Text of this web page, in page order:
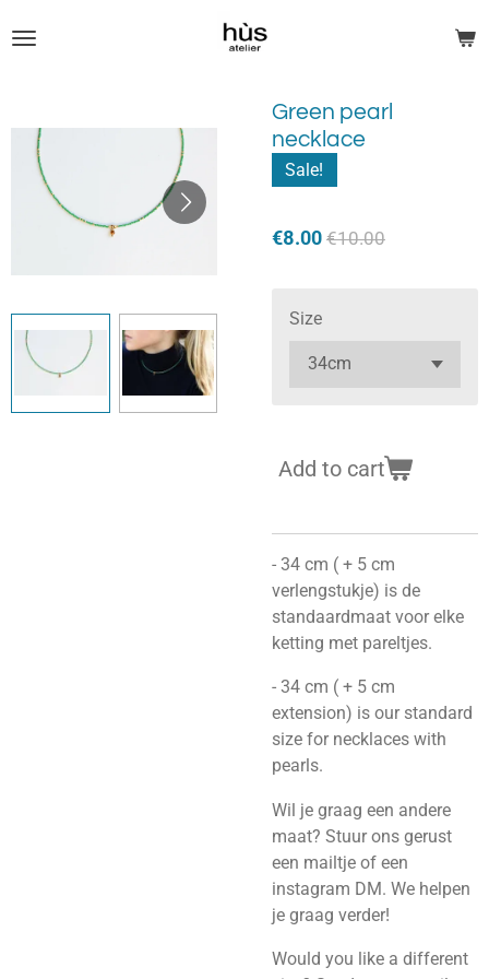
to
Green pearl
necklace
Sale!
€8.00 €10.00
Size
Add to cart
- 34 cm ( + 5 cm
verlengstukje) is de
standaardmaat voor elke
ketting met pareltjes.
- 34 cm ( + 5 cm
extension) is our standard
size for necklaces with
pearls.
Wil je graag een andere
maat? Stuur ons gerust
een mailtje of een
instagram DM. We helpen
je graag verder!
Would you like a different